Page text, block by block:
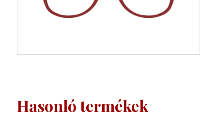
Hasonló termékek